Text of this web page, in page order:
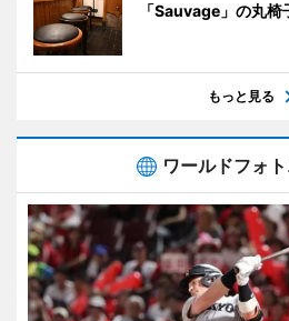
「Sauvage」の丸
もっと見る
ワールドフォ